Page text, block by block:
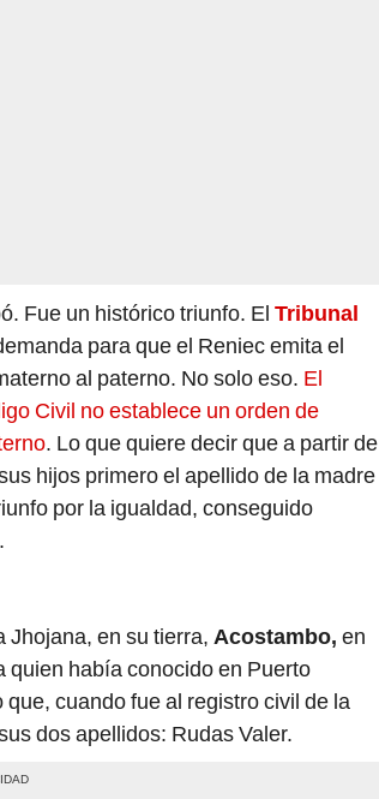
Fue un histórico triunfo. El Tribunal
para que el Reniec emita el
al paterno. No solo eso. El
Civil no establece un orden de
. Lo que quiere decir que a partir de
hijos primero el apellido de la madre
por la igualdad, conseguido
Jhojana, en su tierra, Acostambo, en
quien había conocido en Puerto
cuando fue al registro civil de la
dos apellidos: Rudas Valer.